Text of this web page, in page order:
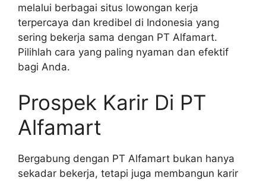
melalui berbagai situs lowongan kerja
terpercaya dan kredibel di Indonesia yang
sering bekerja sama dengan PT Alfamart.
Pilihlah cara yang paling nyaman dan efektif
bagi Anda.
Prospek Karir Di PT
Alfamart
Bergabung dengan PT Alfamart bukan hanya
sekadar bekerja, tetapi juga membangun karir